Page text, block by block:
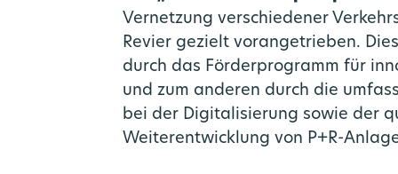
Vernetzung verschiedener
Revier gezielt vorangetrieben.
durch das Förderprogramm für
und zum anderen durch die
bei der Digitalisierung sowie der
Weiterentwicklung von P+R-